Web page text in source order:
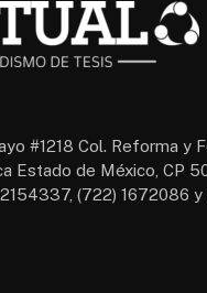
#1218 Col. Reforma y
Estado de México, CP
(722) 1672086 y